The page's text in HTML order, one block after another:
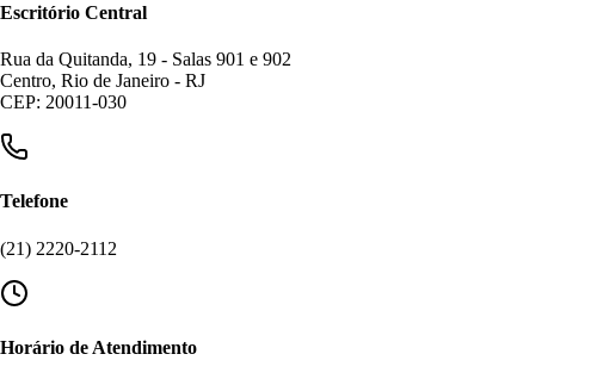
Escritório Central
Rua da Quitanda, 19 - Salas 901 e 902
Centro, Rio de Janeiro - RJ
CEP: 20011-030
Telefone
(21) 2220-2112
Horário de Atendimento